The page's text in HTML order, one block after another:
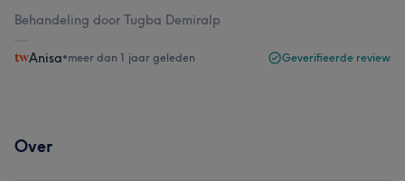
Behandeling door Tugba Demiralp
Anisa•meer dan 1 jaar geleden Geverifieerde review
Over